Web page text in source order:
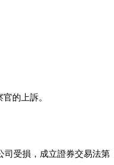
的上訴。
司受損，成立證券交易法第